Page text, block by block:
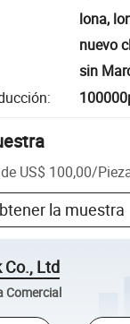
lona,
nuevo
sin
:
US$ 100,00/
la muestra
Ltd
Comercial